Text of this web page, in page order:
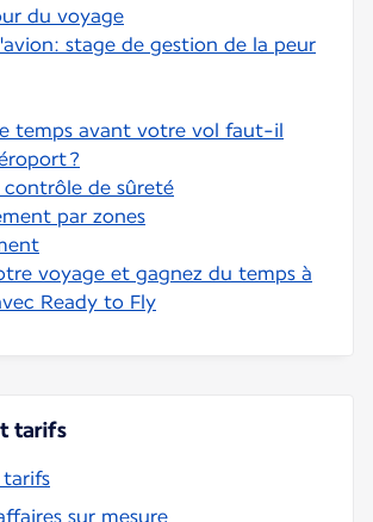
du voyage
stage de gestion de la peur
temps avant votre vol faut-il
?
contrôle de sûreté
par zones
voyage et gagnez du temps à
Ready to Fly
tarifs
tarifs
sur mesure